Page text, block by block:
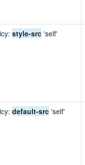
style-src 'self'
default-src 'self'